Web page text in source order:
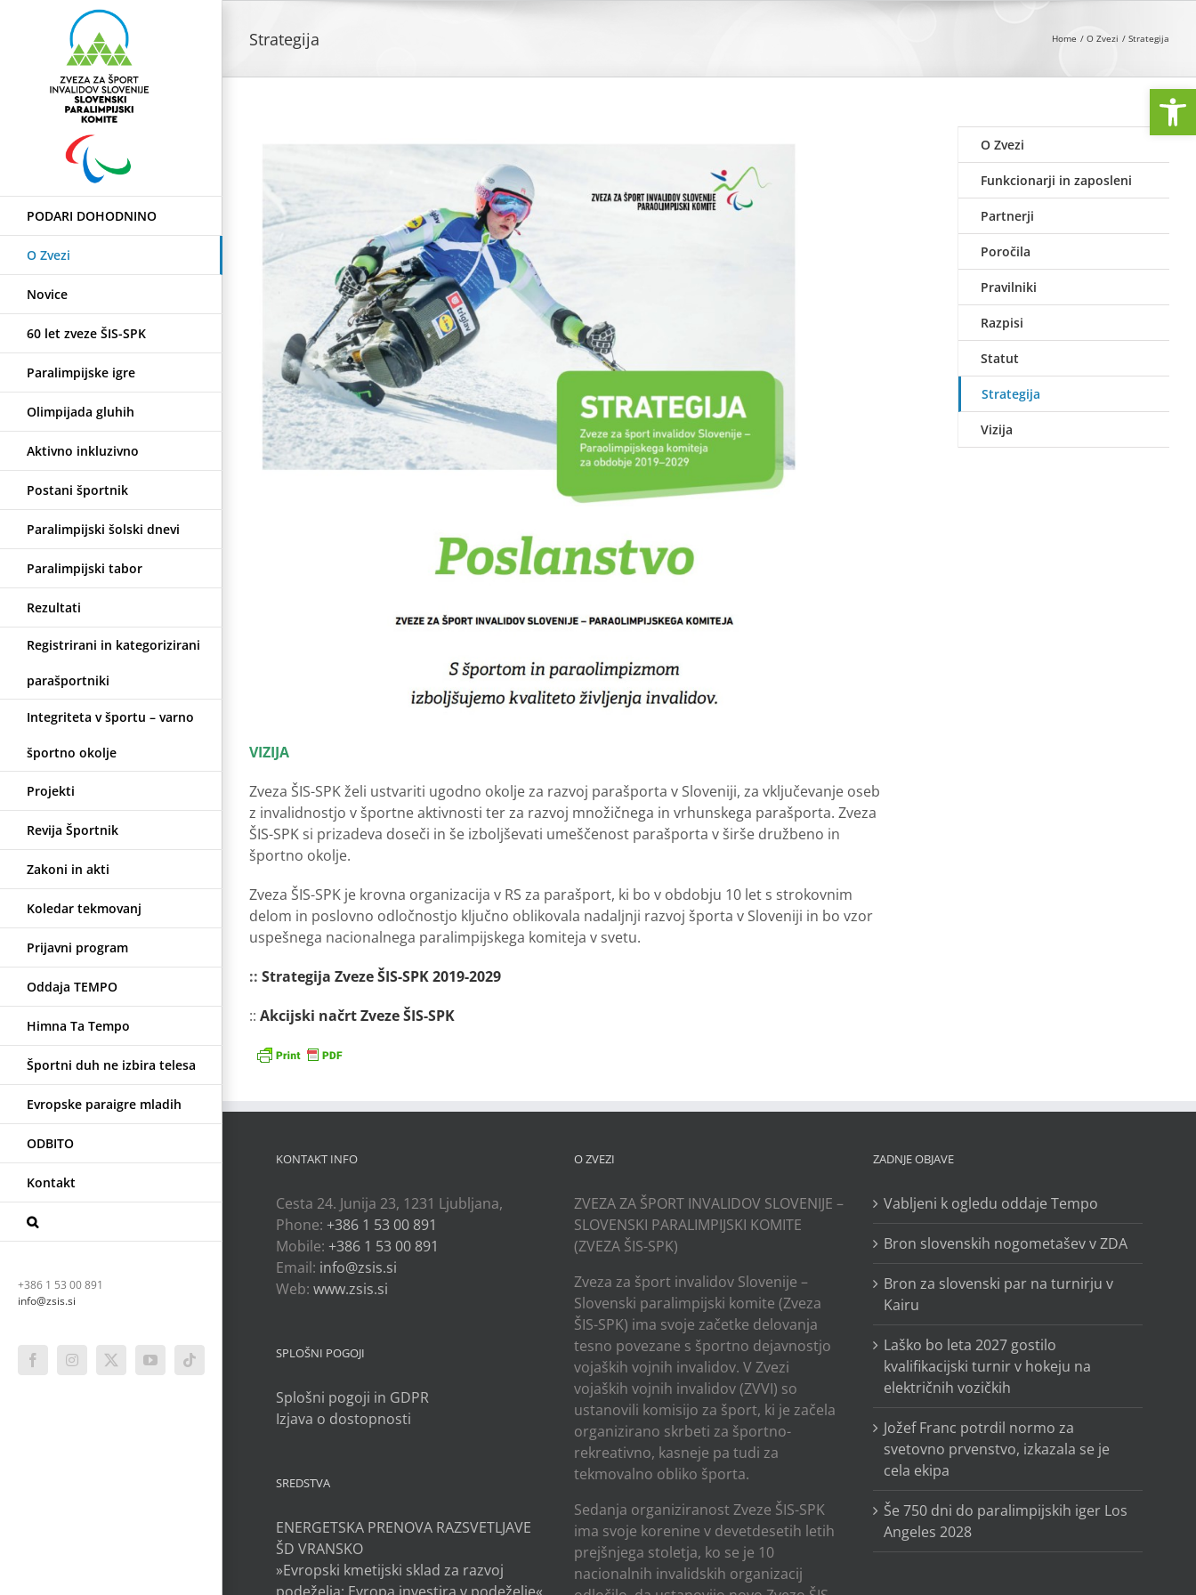
PODARI DOHODNINO
O Zvezi
Novice
60 let zveze ŠIS-SPK
Paralimpijske igre
Olimpijada gluhih
Aktivno inkluzivno
Postani športnik
Paralimpijski šolski dnevi
Paralimpijski tabor
Rezultati
Registrirani in kategorizirani
parašportniki
Integriteta v športu – varno
športno okolje
Projekti
Revija Športnik
Zakoni in akti
Koledar tekmovanj
Prijavni program
Oddaja TEMPO
Himna Ta Tempo
Športni duh ne izbira telesa
Evropske paraigre mladih
ODBITO
Kontakt
+386 1 53 00 891
info@zsis.si
FacebookInstagram
X YouTubeTiktok
Strategija Home O Zvezi Strategija
VIZIJA
Zveza ŠIS-SPK želi ustvariti ugodno okolje za razvoj parašporta v Sloveniji, za vključevanje oseb
z invalidnostjo v športne aktivnosti ter za razvoj množičnega in vrhunskega parašporta. Zveza
ŠIS-SPK si prizadeva doseči in še izboljševati umeščenost parašporta v širše družbeno in
športno okolje.
Zveza ŠIS-SPK je krovna organizacija v RS za parašport, ki bo v obdobju 10 let s strokovnim
delom in poslovno odločnostjo ključno oblikovala nadaljnji razvoj športa v Sloveniji in bo vzor
uspešnega nacionalnega paralimpijskega komiteja v svetu.
:: Strategija Zveze ŠIS-SPK 2019-2029
:: Akcijski načrt Zveze ŠIS-SPK
O Zvezi
Funkcionarji in zaposleni
Partnerji
Poročila
Pravilniki
Razpisi
Statut
Strategija
Vizija
KONTAKT INFO
Cesta 24. Junija 23, 1231 Ljubljana,
Phone: +386 1 53 00 891
Mobile: +386 1 53 00 891
Email: info@zsis.si
Web: www.zsis.si
SPLOŠNI POGOJI
Splošni pogoji in GDPR
Izjava o dostopnosti
SREDSTVA
ENERGETSKA PRENOVA RAZSVETLJAVE
ŠD VRANSKO
»Evropski kmetijski sklad za razvoj
O ZVEZI
ZVEZA ZA ŠPORT INVALIDOV SLOVENIJE –
SLOVENSKI PARALIMPIJSKI KOMITE
(ZVEZA ŠIS-SPK)
Zveza za šport invalidov Slovenije –
Slovenski paralimpijski komite (Zveza
ŠIS-SPK) ima svoje začetke delovanja
tesno povezane s športno dejavnostjo
vojaških vojnih invalidov. V Zvezi
vojaških vojnih invalidov (ZVVI) so
ustanovili komisijo za šport, ki je začela
organizirano skrbeti za športno-
rekreativno, kasneje pa tudi za
tekmovalno obliko športa.
Sedanja organiziranost Zveze ŠIS-SPK
ima svoje korenine v devetdesetih letih
prejšnjega stoletja, ko se je 10
nacionalnih invalidskih organizacij
ZADNJE OBJAVE
Vabljeni k ogledu oddaje Tempo
Bron slovenskih nogometašev v ZDA
Bron za slovenski par na turnirju v
Kairu
Laško bo leta 2027 gostilo
kvalifikacijski turnir v hokeju na
električnih vozičkih
Jožef Franc potrdil normo za
svetovno prvenstvo, izkazala se je
cela ekipa
Še 750 dni do paralimpijskih iger Los
Angeles 2028